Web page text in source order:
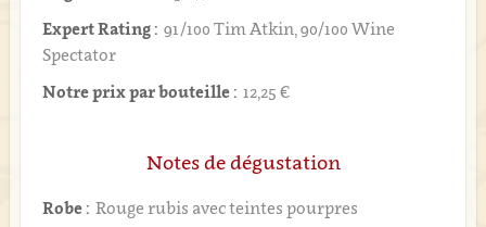
Expert Rating : 91/100 Tim Atkin, 90/100 Wine
Spectator
Notre prix par bouteille : 12,25 €
Notes de dégustation
Robe : Rouge rubis avec teintes pourpres